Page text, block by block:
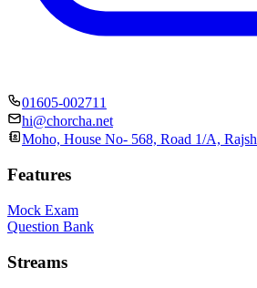
01605-002711
hi@chorcha.net
Moho, House No- 568, Road 1/A,
Features
Mock Exam
Question Bank
Streams